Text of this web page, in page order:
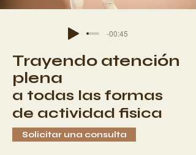
-00:45
Trayendo atención
plena
a todas las formas
de actividad fisica
Solicitar una consulta